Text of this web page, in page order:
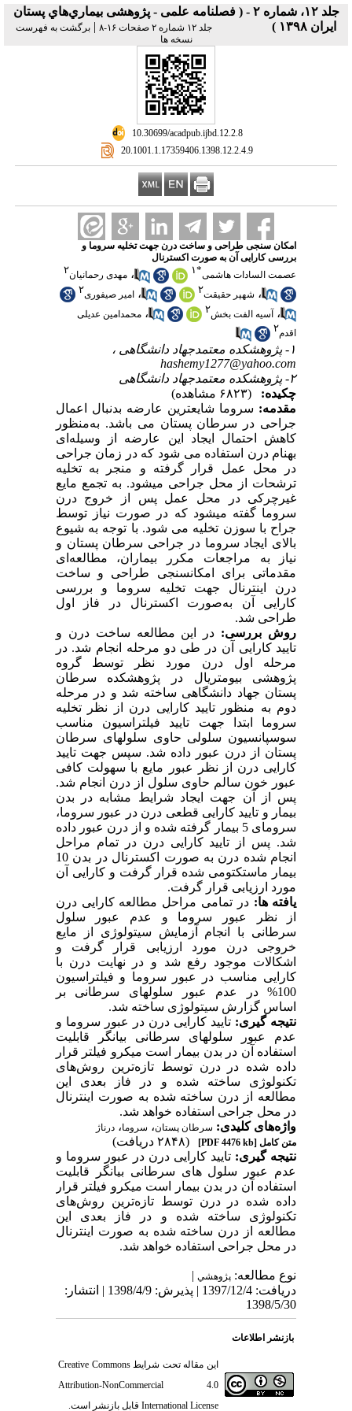
جلد ۱۲، شماره ۲ - ( فصلنامه علمی - پژوهشی بيماري‌هاي پستان
ايران ۱۳۹۸ )
جلد ۱۲ شماره ۲ صفحات ۱۶-۸ | برگشت به فهرست
نسخه ها
‎ 10.30699/acadpub.ijbd.12.2.8
‎ 20.1001.1.17359406.1398.12.2.4.9
امکان سنجی طراحی و ساخت درن جهت تخلیه سروما و
بررسی کارایی آن به‌ صورت اکسترنال
عصمت السادات هاشمی*۱ ، مهدی رحمانیان۲
، شهپر حقیقت۲ ، امیر صیفوری۲
،آسیه الفت بخش۲ ، محمدامین عدیلی
اقدم۲
۱- پژوهشکده معتمدجهاد دانشگاهی ،
hashemy1277@yahoo.com
۲- پژوهشکده معتمدجهاد دانشگاهی
چکیده:
(۶۸۲۳ مشاهده)
مقدمه: سروما شایع‏ترین عارضه بدنبال اعمال
جراحی در سرطان پستان می ‏باشد. به‌منظور
کاهش احتمال ایجاد این عارضه از وسیله‌ای
به‏نام درن استفاده می ‏شود که در زمان جراحی
در محل عمل قرار گرفته و منجر به تخلیه
ترشحات از محل جراحی می‏شود. به تجمع مایع
غیرچرکی در محل عمل پس از خروج درن
سروما گفته می‏شود که در صورت نیاز توسط
جراح با سوزن تخلیه می‏ شود. با توجه به شیوع
بالای ایجاد سروما در جراحی سرطان پستان و
نیاز به مراجعات مکرر بیماران، مطالعه‌ای
مقدماتی برای امکان‏سنجی طراحی و ساخت
درن اینترنال جهت تخلیه سروما و بررسی
کارایی آن به‌صورت اکسترنال در فاز اول
طراحی شد.
روش بررسی: در این مطالعه ساخت درن و
تایید کارایی آن در طی دو مرحله انجام شد. در
مرحله اول درن مورد نظر توسط گروه
پژوهشی بیومتریال در پژوهشکده سرطان
پستان جهاد دانشگاهی ساخته شد و در مرحله
دوم به منظور تایید کارایی درن از نظر تخلیه
سروما ابتدا جهت تایید فیلتراسیون مناسب
سوسپانسیون سلولی حاوی سلول‏های سرطان
پستان از درن عبور داده شد. سپس جهت تایید
کارایی درن از نظر عبور مایع با سهولت کافی
عبور خون سالم حاوی سلول از درن انجام شد.
پس از آن جهت ایجاد شرایط مشابه در بدن
بیمار و تایید کارایی قطعی درن در عبور سروما،
سرومای 5 بیمار گرفته شده و از درن عبور داده
شد. پس از تایید کارایی درن در تمام مراحل
انجام شده درن به ‌صورت اکسترنال در بدن 10
بیمار ماستکتومی شده قرار گرفت و کارایی آن
مورد ارزیابی قرار گرفت.
یافته ها: در تمامی مراحل مطالعه کارایی درن
از نظر عبور سروما و عدم عبور سلول
سرطانی با انجام آزمایش سیتولوژی از مایع
خروجی درن مورد ارزیابی قرار گرفت و
اشکالات موجود رفع شد و در نهایت درن با
کارایی مناسب در عبور سروما و فیلتراسیون
100% در عدم عبور سلول‏های سرطانی بر
اساس گزارش سیتولوژی ساخته شد.
نتیجه‏ گیری: تایید کارایی درن در عبور سروما و
عدم عبور سلول‏های سرطانی بیانگر قابلیت
استفاده آن در بدن بیمار است میکرو فیلتر قرار
داده شده در درن توسط تازه‌ترین روش‌های
تکنولوژی ساخته‌ شده‌ و در فاز بعدی این
مطالعه از درن ساخته شده به‏ صورت اینترنال
در محل جراحی استفاده خواهد شد.
واژه‌های کلیدی: سرطان پستان، سروما، درناژ
متن کامل [PDF 4476 kb]
(۲۸۴۸ دریافت)
نتیجه‏ گیری: تایید کارایی درن در عبور سروما و
عدم عبور سلول‏ های سرطانی بیانگر قابلیت
استفاده آن در بدن بیمار است میکرو فیلتر قرار
داده شده در درن توسط تازه‌ترین روش‌های
تکنولوژی ساخته‌ شده‌ و در فاز بعدی این
مطالعه از درن ساخته شده به‏ صورت اینترنال
در محل جراحی استفاده خواهد شد.
نوع مطالعه: پژوهشي|
دریافت: 1397/12/4 | پذیرش: 1398/4/9 | انتشار:
1398/5/30
بازنشر اطلاعات
این مقاله تحت شرایطCreative Commons
Attribution-NonCommercial 4.0
International License قابل بازنشر است.